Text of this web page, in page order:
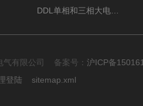
气有限公司 备案号： 沪ICP备
登陆 sitemap.xml